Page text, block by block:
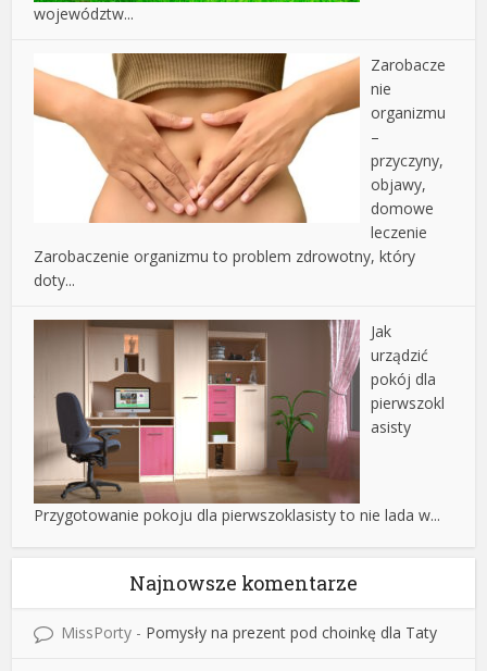
województw...
Zarobacze
nie
organizmu
–
przyczyny,
objawy,
domowe
leczenie
Zarobaczenie organizmu to problem zdrowotny, który
doty...
Jak
urządzić
pokój dla
pierwszokl
asisty
Przygotowanie pokoju dla pierwszoklasisty to nie lada w...
Najnowsze komentarze
MissPorty - Pomysły na prezent pod choinkę dla Taty